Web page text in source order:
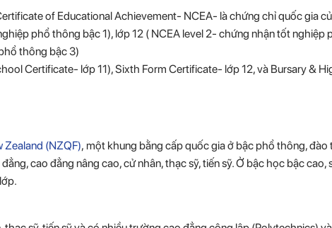
of Educational Achievement- NCEA- là chứng chỉ quốc gia
phổ thông bậc 1), lớp 12 ( NCEA level 2- chứng nhận tốt nghiệp
thông bậc 3)
Certificate- lớp 11), Sixth Form Certificate- lớp 12, và Bursary &
Zealand (NZQF), một khung bằng cấp quốc gia ở bậc phổ thông, đào
cao đẳng nâng cao, cử nhân, thạc sỹ, tiến sỹ. Ở bậc học bậc cao,